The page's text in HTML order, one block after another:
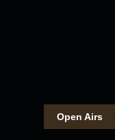
Open Airs